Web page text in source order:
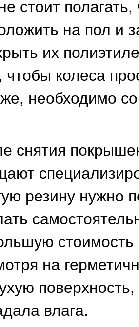
стоит
на пол и
их
чтобы колеса
необходимо
снятия
резину нужно
стоимость
на
влага.